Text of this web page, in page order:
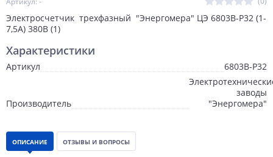
Электросчетчик трехфазный "Энергомера" ЦЭ 6803В-Р32 (1-
7,5А) 380В (1)
Характеристики
Артикул 6803В-Р32
Производитель
заводы
"Энергомера"
ОПИСАНИЕ ОТЗЫВЫ И ВОПРОСЫ